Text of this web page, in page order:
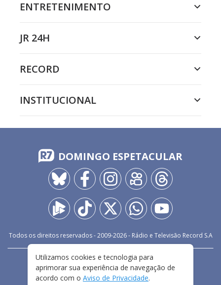
ENTRETENIMENTO
JR 24H
RECORD
INSTITUCIONAL
DOMINGO ESPETACULAR
Todos os direitos reservados - 2009-2026- Rádio e Televisão Record S.A
FALE CONOSCO
PRIVACIDADE
TERMOS E CONDIÇÕES DE USO
Utilizamos cookies e tecnologia para
aprimorar sua experiência de navegação de
acordo com o Aviso de Privacidade.